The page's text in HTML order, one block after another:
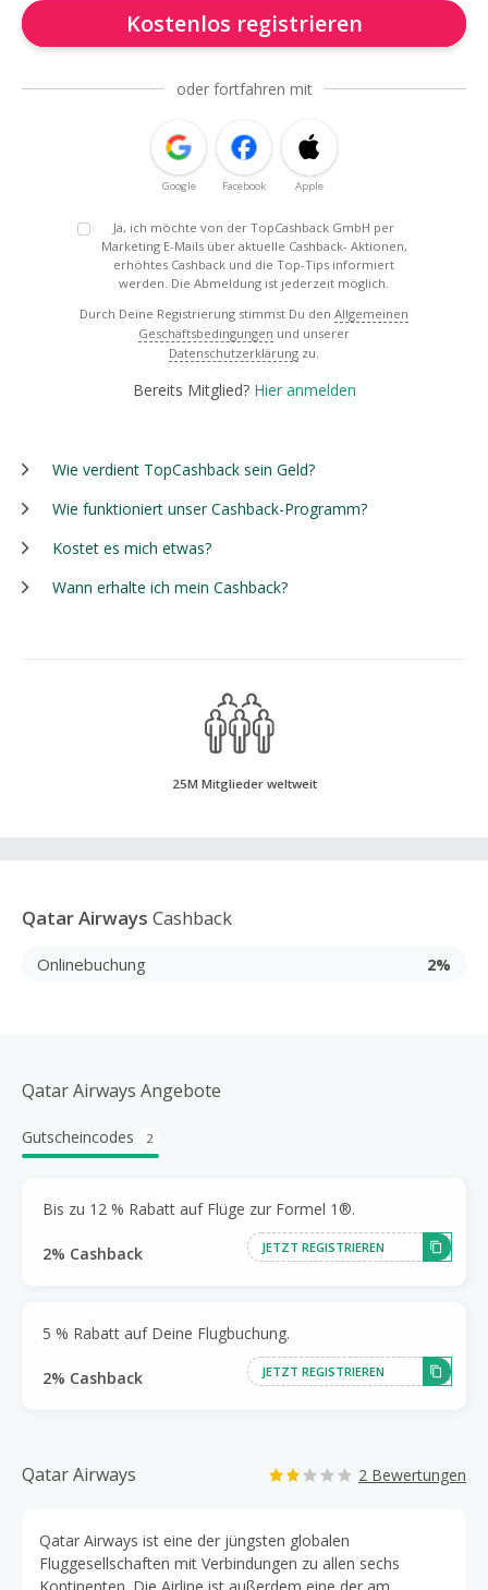
Kostenlos registrieren
oder fortfahren mit
Google Facebook Apple
Ja, ich möchte von der TopCashback GmbH per
Marketing E-Mails über aktuelle Cashback- Aktionen,
erhöhtes Cashback und die Top-Tips informiert
werden. Die Abmeldung ist jederzeit möglich.
Durch Deine Registrierung stimmst Du den Allgemeinen
Geschäftsbedingungen und unserer
Datenschutzerklärung zu.
Bereits Mitglied? Hier anmelden
Wie verdient TopCashback sein Geld?
Wie funktioniert unser Cashback-Programm?
Kostet es mich etwas?
Wann erhalte ich mein Cashback?
25M Mitglieder weltweit
Qatar Airways Cashback
Onlinebuchung 2%
Qatar Airways Angebote
Gutscheincodes 2
Bis zu 12 % Rabatt auf Flüge zur Formel 1®.
2% Cashback JETZT REGISTRIEREN
5 % Rabatt auf Deine Flugbuchung.
2% Cashback JETZT REGISTRIEREN
Qatar Airways 2 Bewertungen
Qatar Airways ist eine der jüngsten globalen
Fluggesellschaften mit Verbindungen zu allen sechs